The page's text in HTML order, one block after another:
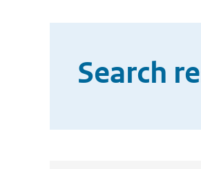
Search